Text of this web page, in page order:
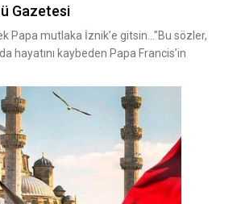
Gazetesi
Papa mutlaka İznik’e gitsin…”Bu sözler,
hayatını kaybeden Papa Francis’in